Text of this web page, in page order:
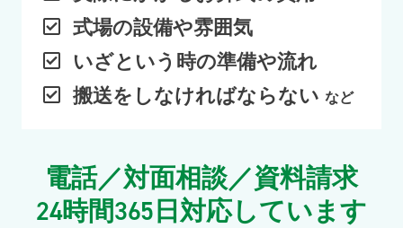
式場の設備や雰囲気
いざという時の準備や流れ
搬送をしなければならないなど
電話／対面相談／資料請求
24時間365 日 対応しています